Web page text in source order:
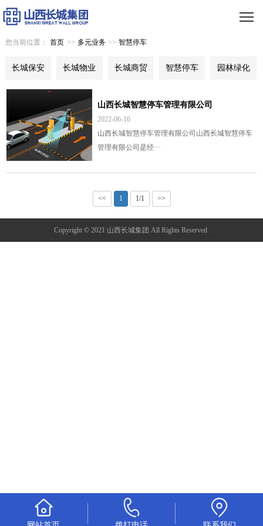
您当前位置： 首页 >> 多元业务 >> 智慧停车
长城保安 长城物业 长城商贸 智慧停车 园林绿化
山西长城智慧停车管理有限公司
2022-06-16
山西长城智慧停车管理有限公司山西长城智慧停车
管理有限公司是经···
<< 1 1/1 >>
Copyright © 2021 山西长城集团 All Rights Reserved.